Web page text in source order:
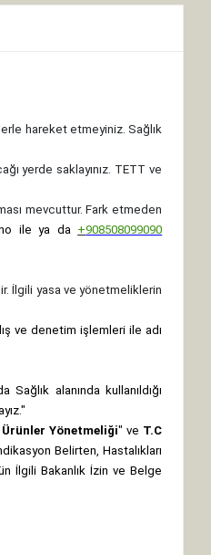
hareket etmeyiniz. Sağlık
yerde saklayınız. TETT ve
mevcuttur. Fark etmeden
ile ya da +908508099090
İlgili yasa ve yönetmeliklerin
ve denetim işlemleri ile adı
Sağlık alanında kullanıldığı
Ürünler Yönetmeliği" ve T.C
Belirten, Hastalıkları
İlgili Bakanlık İzin ve Belge